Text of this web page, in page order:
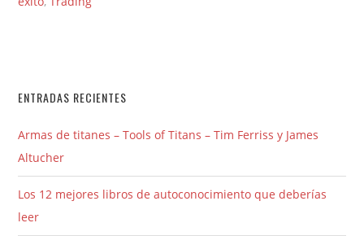
ENTRADAS RECIENTES
Armas de titanes – Tools of Titans – Tim Ferriss y James
Altucher
Los 12 mejores libros de autoconocimiento que deberías
leer